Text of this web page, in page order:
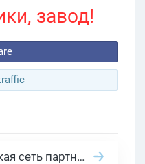
завод!
SalesDoubler: украинская сеть партнерских программ с оплатой за действие